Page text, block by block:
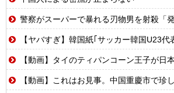
警察がスーパーで暴れる刃物男を射殺「
【ヤバすぎ】韓国紙｢サッカー韓国U23代表、2歳若い日
【動画】タイのティパンコーン王子が日
【動画】これはお見事。中国重慶市で珍し